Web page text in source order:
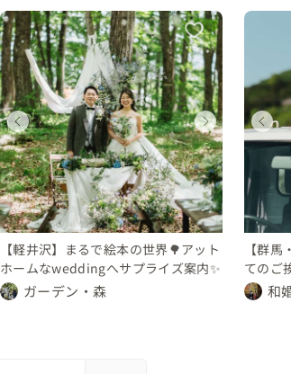
ウェディングフォト
群馬県
〜 10 万円
ウェ
群馬
〜
ウェディングフォト
長野県
〜 10 万円
ウ
長
ウェディング
長野県
250 〜 300 万円
【軽井沢】まるで絵本の世界🌳アット
ホームなweddingへサプライズ案内✨
ガーデン・森
ウェディング
群馬県
200 〜 250 万円
【群
てのご
ディン
和